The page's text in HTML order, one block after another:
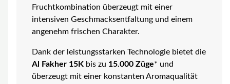
Fruchtkombination überzeugt mit einer
intensiven Geschmacksentfaltung und einem
angenehm frischen Charakter.
Dank der leistungsstarken Technologie bietet die
Al Fakher 15K bis zu 15.000 Züge* und
überzeugt mit einer konstanten Aromaqualität